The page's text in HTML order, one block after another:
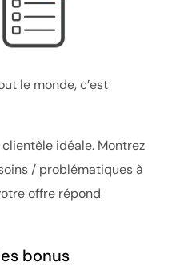
le monde, c’est
idéale. Montrez
/ problématiques à
offre répond
bonus